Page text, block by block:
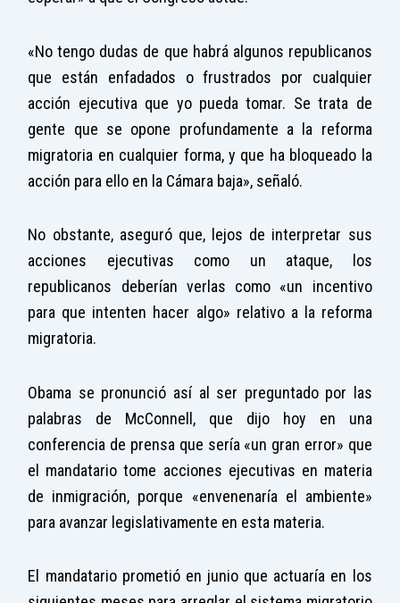
«No tengo dudas de que habrá algunos republicanos
que están enfadados o frustrados por cualquier
acción ejecutiva que yo pueda tomar. Se trata de
gente que se opone profundamente a la reforma
migratoria en cualquier forma, y que ha bloqueado la
acción para ello en la Cámara baja», señaló.
No obstante, aseguró que, lejos de interpretar sus
acciones ejecutivas como un ataque, los
republicanos deberían verlas como «un incentivo
para que intenten hacer algo» relativo a la reforma
migratoria.
Obama se pronunció así al ser preguntado por las
palabras de McConnell, que dijo hoy en una
conferencia de prensa que sería «un gran error» que
el mandatario tome acciones ejecutivas en materia
de inmigración, porque «envenenaría el ambiente»
para avanzar legislativamente en esta materia.
El mandatario prometió en junio que actuaría en los